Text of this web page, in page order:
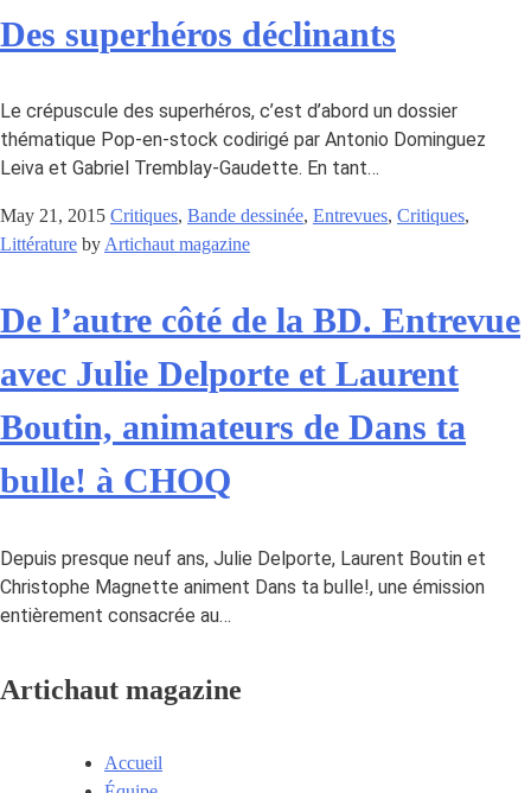
Des superhéros déclinants
Le crépuscule des superhéros, c’est d’abord un dossier
thématique Pop-en-stock codirigé par Antonio Dominguez
Leiva et Gabriel Tremblay-Gaudette. En tant…
May 21, 2015 Critiques, Bande dessinée, Entrevues, Critiques,
Littérature by Artichaut magazine
De l’autre côté de la BD. Entrevue
avec Julie Delporte et Laurent
Boutin, animateurs de Dans ta
bulle! à CHOQ
Depuis presque neuf ans, Julie Delporte, Laurent Boutin et
Christophe Magnette animent Dans ta bulle!, une émission
entièrement consacrée au…
Artichaut magazine
Accueil